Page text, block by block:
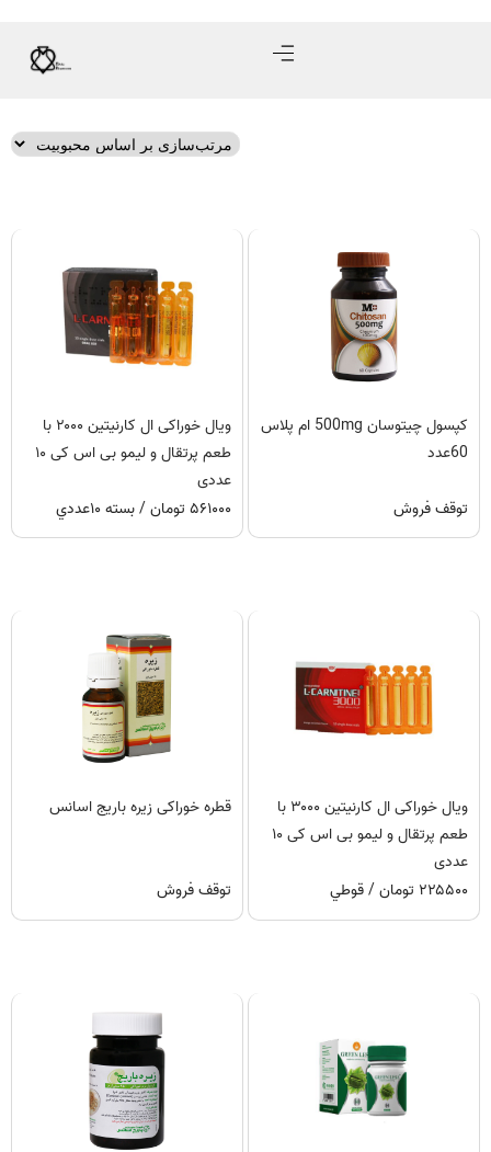
کپسول چیتوسان 500mg ام پلاس
60عدد
توقف فروش
ویال خوراکی ال کارنیتین ۲۰۰۰ با
طعم پرتقال و لیمو بی اس کی ۱۰
عددی
۵۶۱۰۰۰ تومان / بسته ۱۰عددي
ویال خوراکی ال کارنیتین ۳۰۰۰ با
طعم پرتقال و لیمو بی اس کی ۱۰
عددی
۲۲۵۵۰۰ تومان / قوطي
قطره خوراکی زیره باریج اسانس
توقف فروش